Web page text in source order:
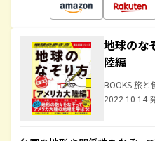
地球の
陸編
BOOKS 旅と
2022.10.14